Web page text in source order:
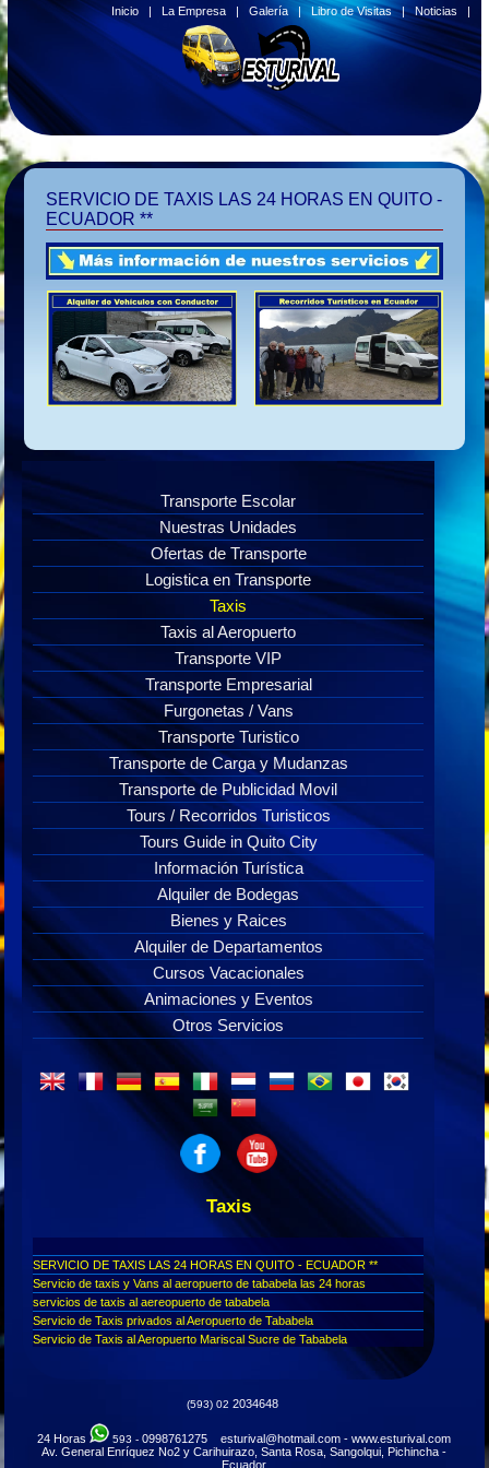
Inicio |La Empresa |Galería |Libro de Visitas|Noticias |
SERVICIO DE TAXIS LAS 24 HORAS EN QUITO -
ECUADOR **
Transporte Escolar
Nuestras Unidades
Ofertas de Transporte
Logistica en Transporte
Taxis
Taxis al Aeropuerto
Transporte VIP
Transporte Empresarial
Furgonetas / Vans
Transporte Turistico
Transporte de Carga y Mudanzas
Transporte de Publicidad Movil
Tours / Recorridos Turisticos
Tours Guide in Quito City
Información Turística
Alquiler de Bodegas
Bienes y Raices
Alquiler de Departamentos
Cursos Vacacionales
Animaciones y Eventos
Otros Servicios
Taxis
SERVICIO DE TAXIS LAS 24 HORAS EN QUITO - ECUADOR **
Servicio de taxis y Vans al aeropuerto de tababela las 24 horas
servicios de taxis al aereopuerto de tababela
Servicio de Taxis privados al Aeropuerto de Tababela
Servicio de Taxis al Aeropuerto Mariscal Sucre de Tababela
Transporte Exclusivo en Taxis y Furgonetas al Aeropuerto de Tababela
taxis y furgonetas al aeropuerto de tababela
(593) 02 2034648
24 Horas 593 - 0998761275 esturival@hotmail.com - www.esturival.com
Av. General Enríquez No2 y Carihuirazo, Santa Rosa, Sangolqui, Pichincha -
Ecuador